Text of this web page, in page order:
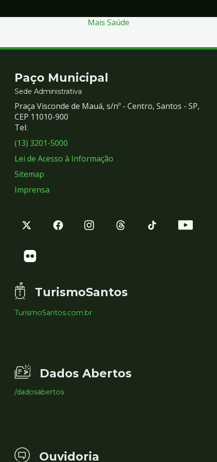
Mais Saúde
Contato
e
Redes
Sociais
Paço Municipal
Sede Administrativa
Praça Visconde de Mauá, s/nº - Centro, Santos - SP,
CEP 11010-900
Tel:
(13) 3201-5000
Lei de Acesso à Informação
Sitemap
Imprensa
TurismoSantos
TurismoSantos.com.br
Dados Abertos
/dadosabertos
Ouvidoria